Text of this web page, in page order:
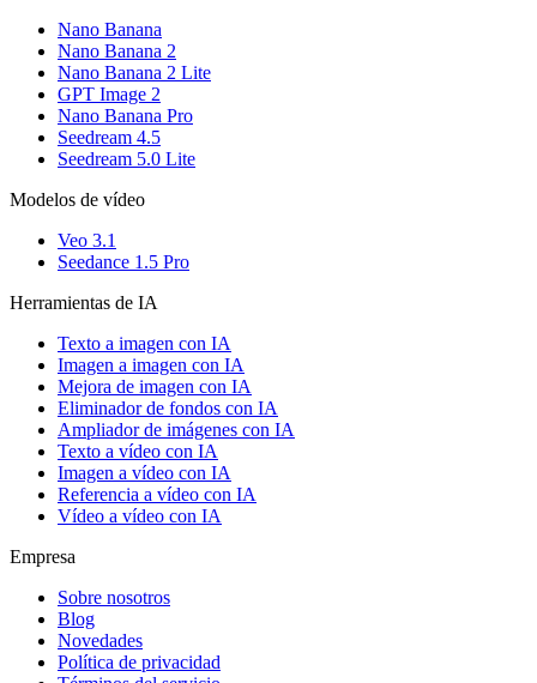
Nano Banana
Nano Banana 2
Nano Banana 2 Lite
GPT Image 2
Nano Banana Pro
Seedream 4.5
Seedream 5.0 Lite
Modelos de vídeo
Veo 3.1
Seedance 1.5 Pro
Herramientas de IA
Texto a imagen con IA
Imagen a imagen con IA
Mejora de imagen con IA
Eliminador de fondos con IA
Ampliador de imágenes con IA
Texto a vídeo con IA
Imagen a vídeo con IA
Referencia a vídeo con IA
Vídeo a vídeo con IA
Empresa
Sobre nosotros
Blog
Novedades
Política de privacidad